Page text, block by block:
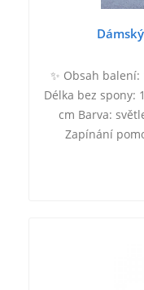
✨ Obsah balení:
Délka bez spony:
cm Barva:
Zapínání